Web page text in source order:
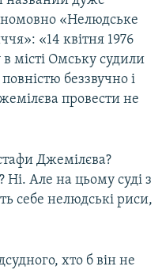
«Нелюдське
«14 квітня 1976
в місті Омську судили
беззвучно і
провести не
Джемілєва?
Але на цьому суді з
себе нелюдські риси,
хто б він не